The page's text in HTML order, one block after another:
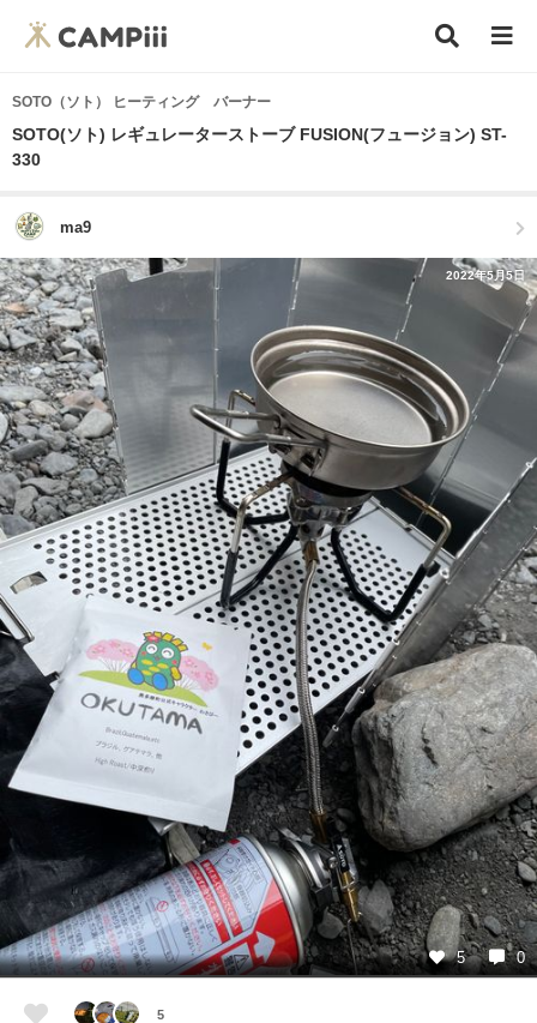
SOTO（ソト） ヒーティング バーナー
SOTO(ソト) レギュレーターストーブ FUSION(フュージョン) ST-
330
ma9
2022年5月5日
5 0
5